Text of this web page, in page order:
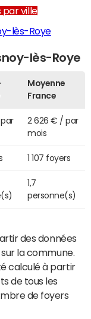
par ville
lès-Roye
lès-Roye
Moyenne
France
2 626 € / par
mois
1 107 foyers
1,7
personne(s)
des données
la commune.
calculé à partir
de tous les
de foyers